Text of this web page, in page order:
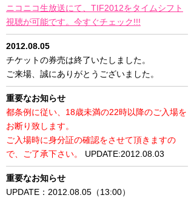
ニコニコ生放送にて、TIF2012をタイムシフト
視聴が可能です。今すぐチェック!!!
2012.08.05
チケットの券売は終了いたしました。
ご来場、誠にありがとうございました。
重要なお知らせ
都条例に従い、18歳未満の22時以降のご入場を
お断り致します。
ご入場時に身分証の確認をさせて頂きますの
で、ご了承下さい。
UPDATE:2012.08.03
重要なお知らせ
UPDATE：2012.08.05（13:00）